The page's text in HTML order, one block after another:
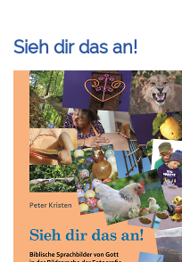
Sieh dir das an!